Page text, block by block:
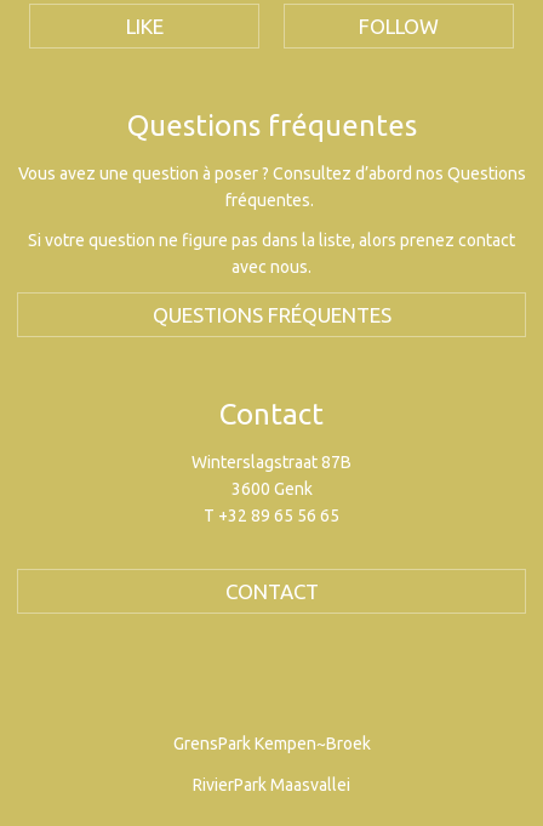
LIKE FOLLOW
Questions fréquentes
Vous avez une question à poser ? Consultez d’abord nos Questions
fréquentes.
Si votre question ne figure pas dans la liste, alors prenez contact
avec nous.
QUESTIONS FRÉQUENTES
Contact
Winterslagstraat 87B
3600 Genk
T +32 89 65 56 65
CONTACT
GrensPark Kempen~Broek
RivierPark Maasvallei